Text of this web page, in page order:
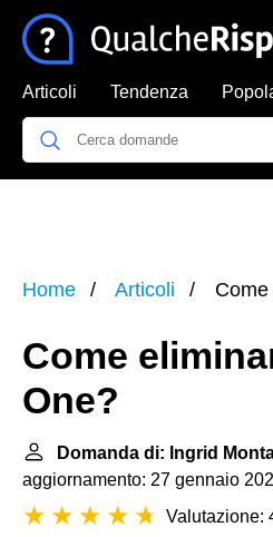
Articoli Tendenza
Home Articoli
Come
One?
Domanda di: Ingrid
aggiornamento: 27 gennaio
Valutazione: